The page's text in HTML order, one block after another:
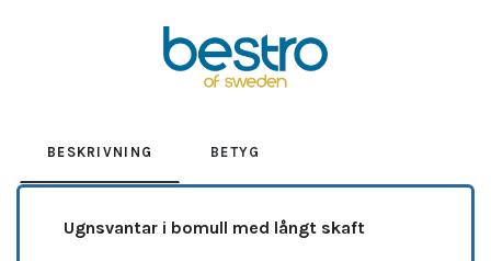
BESKRIVNING BETYG
Ugnsvantar i bomull med långt skaft